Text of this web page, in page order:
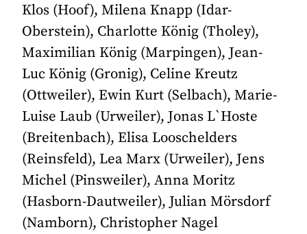
Klos (Hoof), Milena Knapp (Idar-
Oberstein), Charlotte König (Tholey),
Maximilian König (Marpingen), Jean-
Luc König (Gronig), Celine Kreutz
(Ottweiler), Ewin Kurt (Selbach), Marie-
Luise Laub (Urweiler), Jonas L`Hoste
(Breitenbach), Elisa Looschelders
(Reinsfeld), Lea Marx (Urweiler), Jens
Michel (Pinsweiler), Anna Moritz
(Hasborn-Dautweiler), Julian Mörsdorf
(Namborn), Christopher Nagel